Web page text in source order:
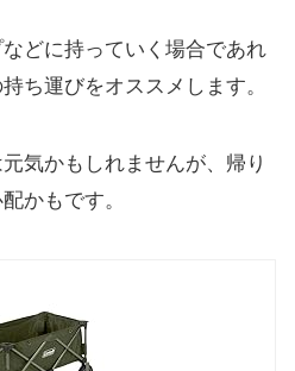
どに持っていく場合であれ
ち運びをオススメします。
気かもしれませんが、帰り
かもです。